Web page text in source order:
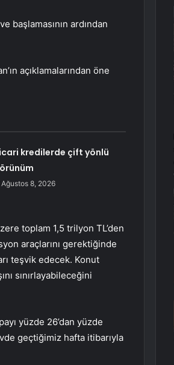
başlamasının ardından
açıklamalarından öne
kredilerde çift yönlü
Ağustos 8, 2026
toplam 1,5 trilyon TL’den
araçlarını gerektiğinde
teşvik edecek. Konut
sınırlayabileceğini
yüzde 26’dan yüzde
geçtiğimiz hafta itibarıyla